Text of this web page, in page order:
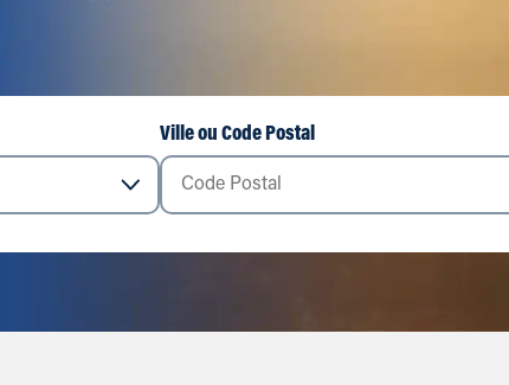
Ville ou Code Postal